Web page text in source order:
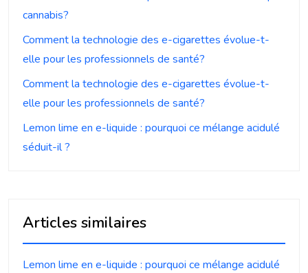
cannabis?
Comment la technologie des e-cigarettes évolue-t-
elle pour les professionnels de santé?
Comment la technologie des e-cigarettes évolue-t-
elle pour les professionnels de santé?
Lemon lime en e-liquide : pourquoi ce mélange acidulé
séduit-il ?
Articles similaires
Lemon lime en e-liquide : pourquoi ce mélange acidulé